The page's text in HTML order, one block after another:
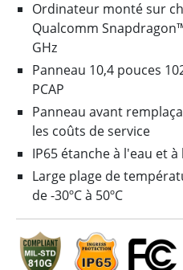
Ordinateur monté sur
Qualcomm
GHz
Panneau 10,4 pouces
PCAP
Panneau avant
les coûts de service
IP65 étanche à l'eau et
Large plage de
de -30ºC à 50ºC